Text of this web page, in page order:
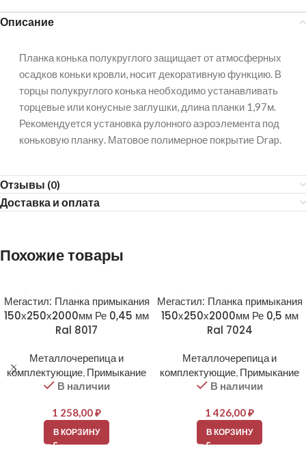
Описание
Планка конька полукруглого защищает от атмосферных
осадков коньки кровли, носит декоративную функцию. В
торцы полукруглого конька необходимо устанавливать
торцевые или конусные заглушки, длина планки 1,97м.
Рекомендуется установка рулонного аэроэлемента под
коньковую планку. Матовое полимерное покрытие Drap.
Отзывы (0)
Доставка и оплата
Похожие товары
Мегастил: Планка примыкания
150х250х2000мм Ре 0,45 мм
Ral 8017
Металлочерепица и
комплектующие, Примыкание
В наличии
1 258,00₽
В КОРЗИНУ
Мегастил: Планка примыкания
150х250х2000мм Ре 0,5 мм
Ral 7024
Металлочерепица и
комплектующие, Примыкание
В наличии
1 426,00₽
В КОРЗИНУ